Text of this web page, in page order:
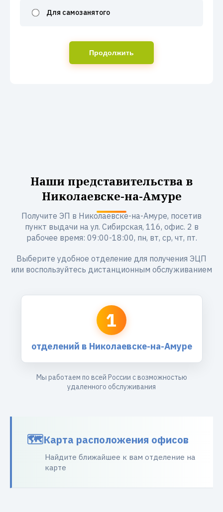
Для самозанятого
Продолжить
Наши представительства в
Николаевске-на-Амуре
Получите ЭП в Николаевске-на-Амуре, посетив
пункт выдачи на ул. Сибирская, 116, офис. 2 в
рабочее время: 09:00-18:00, пн, вт, ср, чт, пт.
Выберите удобное отделение для получения ЭЦП
или воспользуйтесь дистанционным обслуживанием
1
отделений в Николаевске-на-Амуре
Мы работаем по всей России с возможностью
удаленного обслуживания
Карта расположения офисов
Найдите ближайшее к вам отделение на
карте